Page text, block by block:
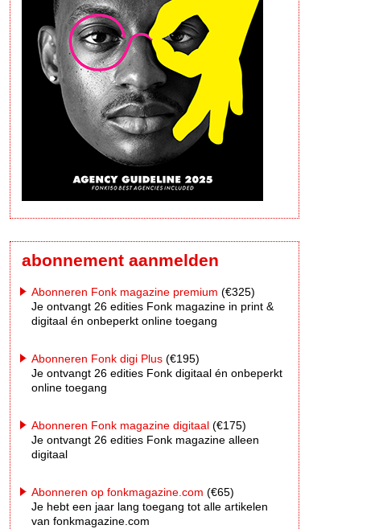
abonnement aanmelden
Abonneren Fonk magazine premium (€325)
Je ontvangt 26 edities Fonk magazine in print &
digitaal én onbeperkt online toegang
Abonneren Fonk digi Plus (€195)
Je ontvangt 26 edities Fonk digitaal én onbeperkt
online toegang
Abonneren Fonk magazine digitaal (€175)
Je ontvangt 26 edities Fonk magazine alleen
digitaal
Abonneren op fonkmagazine.com (€65)
Je hebt een jaar lang toegang tot alle artikelen
van fonkmagazine.com